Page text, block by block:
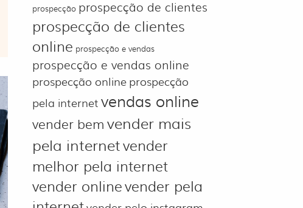
prospecção prospecção de clientes
prospecção de clientes
online prospecção e vendas
prospecção e vendas online
prospecção online prospecção
pela internet vendas online
vender bemvender mais
pela internetvender
melhor pela internet
vender onlinevender pela